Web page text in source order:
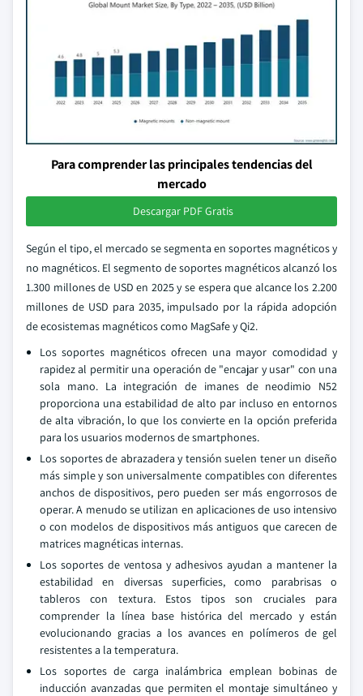
Para comprender las principales tendencias del
mercado
Descargar PDF Gratis
Según el tipo, el mercado se segmenta en soportes magnéticos y
no magnéticos. El segmento de soportes magnéticos alcanzó los
1.300 millones de USD en 2025 y se espera que alcance los 2.200
millones de USD para 2035, impulsado por la rápida adopción
de ecosistemas magnéticos como MagSafe y Qi2.
Los soportes magnéticos ofrecen una mayor comodidad y
rapidez al permitir una operación de "encajar y usar" con una
sola mano. La integración de imanes de neodimio N52
proporciona una estabilidad de alto par incluso en entornos
de alta vibración, lo que los convierte en la opción preferida
para los usuarios modernos de smartphones.
Los soportes de abrazadera y tensión suelen tener un diseño
más simple y son universalmente compatibles con diferentes
anchos de dispositivos, pero pueden ser más engorrosos de
operar. A menudo se utilizan en aplicaciones de uso intensivo
o con modelos de dispositivos más antiguos que carecen de
matrices magnéticas internas.
Los soportes de ventosa y adhesivos ayudan a mantener la
estabilidad en diversas superficies, como parabrisas o
tableros con textura. Estos tipos son cruciales para
comprender la línea base histórica del mercado y están
evolucionando gracias a los avances en polímeros de gel
resistentes a la temperatura.
Los soportes de carga inalámbrica emplean bobinas de
inducción avanzadas que permiten el montaje simultáneo y